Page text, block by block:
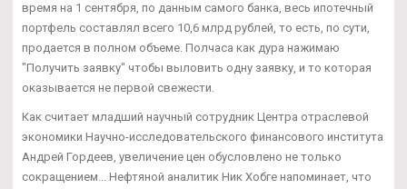
время на 1 сентября, по данным самого банка, весь ипотечный
портфель составлял всего 10,6 млрд рублей, то есть, по сути,
продается в полном объеме. Полчаса как дура нажимаю
"Получить заявку" чтобы выловить одну заявку, и то которая
оказывается не первой свежести.
Как считает младший научный сотрудник Центра отраслевой
экономики Научно-исследовательского финансового института
Андрей Гордеев, увеличение цен обусловлено не только
сокращением... Нефтяной аналитик Ник Хобге напоминает, что